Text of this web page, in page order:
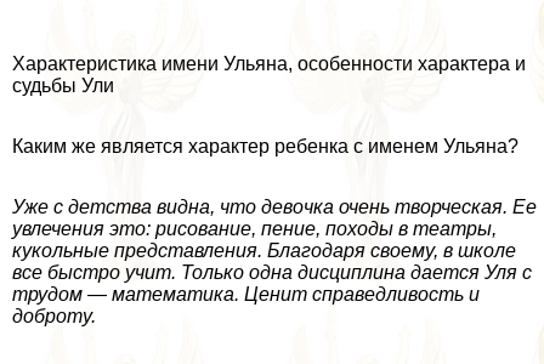
Хаpaктеристика имени Ульяна, особенности хаpaктера и
судьбы Ули
Каким же является хаpaктер ребенка с именем Ульяна?
Уже с детства видна, что дeвoчка очень творческая. Ее
увлечения это: рисование, пение, походы в театры,
кукольные представления. Благодаря своему, в школе
все быстро учит. Только одна дисциплина дается Уля с
трудом — математика. Ценит справедливость и
доброту.